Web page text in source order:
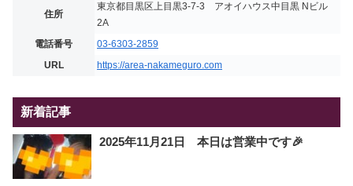
住所
東京都目黒区上目黒3-7-3 アオイハウス中目黒 Nビル
2A
電話番号
03-6303-2859
URL
https://area-nakameguro.com
新着記事
2025年11月21日 本日は営業中です🎉